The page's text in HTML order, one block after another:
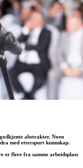
abstrakter. Noen
med etterspurt kunnskap.
er flere fra samme arbeidsplass